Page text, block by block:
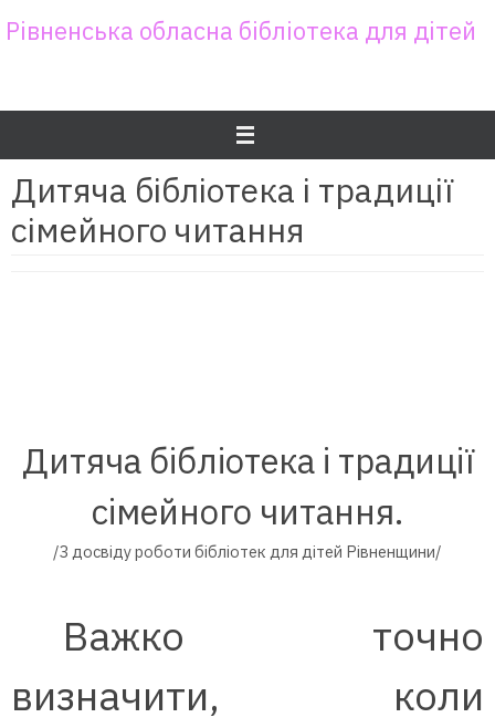
toРівненська обласна бібліотека для дітей
Дитяча бібліотека і традиції
сімейного читання
Дитяча бібліотека і традиції
сімейного читання.
/З досвіду роботи бібліотек для дітей Рівненщини/
Важко точно
визначити, коли